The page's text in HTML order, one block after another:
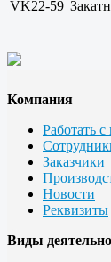
VK22-59
Компания
Работать
Заказчики
Новости
Реквизиты
Виды